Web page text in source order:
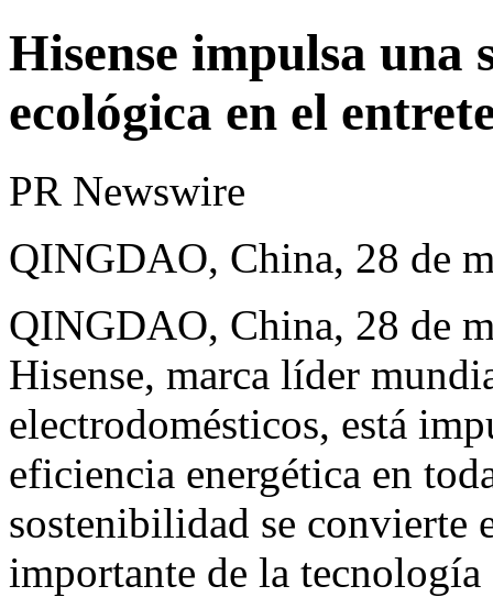
Hisense impulsa una
ecológica en el
PR Newswire
QINGDAO, China, 28 de
QINGDAO, China, 28 de
Hisense, marca líder
electrodomésticos, está
eficiencia energética en
sostenibilidad se convierte
importante de la